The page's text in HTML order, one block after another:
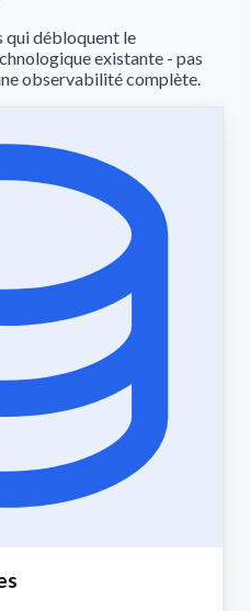
qui débloquent le
existante - pas
observabilité complète.